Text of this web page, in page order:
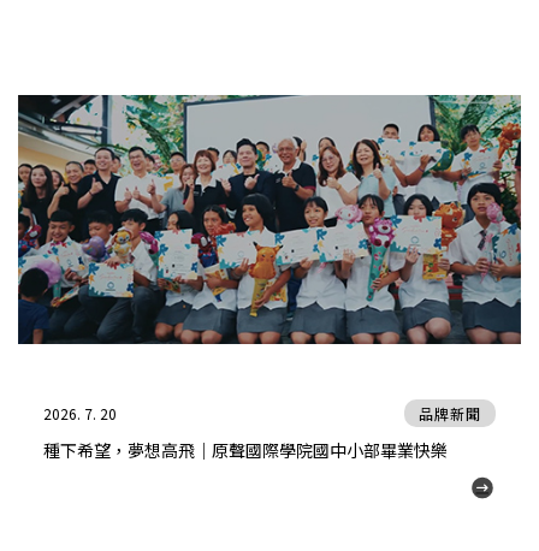
2026. 7. 20
種下希望，夢想高飛｜原聲國際學院國中小部畢業快樂
品牌新聞